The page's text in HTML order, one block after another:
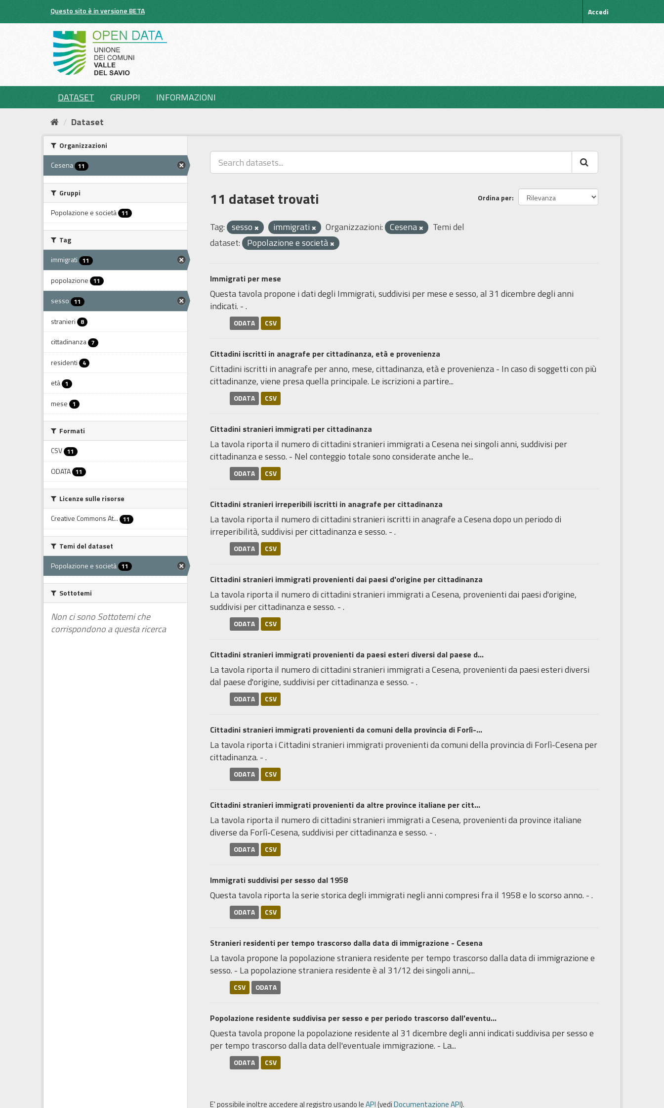
Questo sito è in versione BETA Accedi
DATASET GRUPPI
INFORMAZIONI
Dataset
Organizzazioni
Cesena 11
Gruppi
Popolazione e società 11
Tag
immigrati 11
popolazione 11
sesso 11
stranieri 8
cittadinanza 7
residenti 4
età 1
mese 1
Formati
CSV 11
ODATA 11
Licenze sulle risorse
Creative Commons At... 11
Temi del dataset
Popolazione e società 11
Sottotemi
Non ci sono Sottotemi che
corrispondono a questa ricerca
Ordina per
11 dataset trovati
Tag: sesso immigrati Organizzazioni: Cesena
Temi del
dataset: Popolazione e società
Immigrati per mese
Questa tavola propone i dati degli Immigrati, suddivisi per mese e sesso, al 31 dicembre degli anni
indicati. - .
ODATA CSV
Cittadini iscritti in anagrafe per cittadinanza, età e provenienza
Cittadini iscritti in anagrafe per anno, mese, cittadinanza, età e provenienza - In caso di soggetti con più
cittadinanze, viene presa quella principale. Le iscrizioni a partire...
ODATA CSV
Cittadini stranieri immigrati per cittadinanza
La tavola riporta il numero di cittadini stranieri immigrati a Cesena nei singoli anni, suddivisi per
cittadinanza e sesso. - Nel conteggio totale sono considerate anche le...
ODATA CSV
Cittadini stranieri irreperibili iscritti in anagrafe per cittadinanza
La tavola riporta il numero di cittadini stranieri iscritti in anagrafe a Cesena dopo un periodo di
irreperibilità, suddivisi per cittadinanza e sesso. - .
ODATA CSV
Cittadini stranieri immigrati provenienti dai paesi d'origine per cittadinanza
La tavola riporta il numero di cittadini stranieri immigrati a Cesena, provenienti dai paesi d'origine,
suddivisi per cittadinanza e sesso. - .
ODATA CSV
Cittadini stranieri immigrati provenienti da paesi esteri diversi dal paese d...
La tavola riporta il numero di cittadini stranieri immigrati a Cesena, provenienti da paesi esteri diversi
dal paese d'origine, suddivisi per cittadinanza e sesso. - .
ODATA CSV
Cittadini stranieri immigrati provenienti da comuni della provincia di Forlì-...
La tavola riporta i Cittadini stranieri immigrati provenienti da comuni della provincia di Forlì-Cesena per
cittadinanza. - .
ODATA CSV
Cittadini stranieri immigrati provenienti da altre province italiane per citt...
La tavola riporta il numero di cittadini stranieri immigrati a Cesena, provenienti da province italiane
diverse da Forlì-Cesena, suddivisi per cittadinanza e sesso. - .
ODATA CSV
Immigrati suddivisi per sesso dal 1958
Questa tavola riporta la serie storica degli immigrati negli anni compresi fra il 1958 e lo scorso anno. - .
ODATA CSV
Stranieri residenti per tempo trascorso dalla data di immigrazione - Cesena
La tavola propone la popolazione straniera residente per tempo trascorso dalla data di immigrazione e
sesso. - La popolazione straniera residente è al 31/12 dei singoli anni,...
CSV ODATA
Popolazione residente suddivisa per sesso e per periodo trascorso dall'eventu...
Questa tavola propone la popolazione residente al 31 dicembre degli anni indicati suddivisa per sesso e
per tempo trascorso dalla data dell'eventuale immigrazione. - La...
ODATA CSV
E' possibile inoltre accedere al registro usando leAPI(vediDocumentazione API).